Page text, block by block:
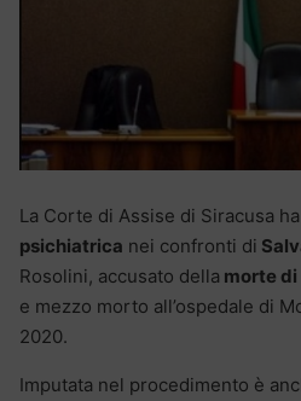
La Corte di Assise di Siracusa
psichiatrica nei confronti di
Rosolini, accusato della morte di
e mezzo morto all’ospedale di
2020.
Imputata nel procedimento è